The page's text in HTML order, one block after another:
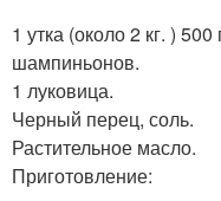
1 утка (около 2 кг. )
шампиньонов.
1 луковица.
Черный перец, соль.
Растительное масло.
Приготовление: